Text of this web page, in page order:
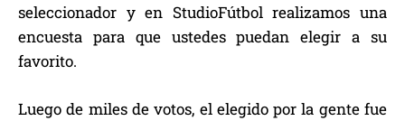
seleccionador y en StudioFútbol realizamos una
encuesta para que ustedes puedan elegir a su
favorito.
Luego de miles de votos, el elegido por la gente fue